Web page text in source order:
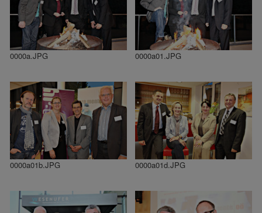
0000a.JPG 0000a01.JPG
0000a01b.JPG 0000a01d.JPG